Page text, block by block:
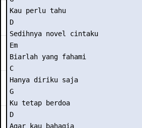
Kau perlu tahu
D
Sedihnya novel cintaku
Em
Biarlah yang fahami
C
Hanya diriku saja
G
Ku tetap berdoa
D
Agar kau bahagia